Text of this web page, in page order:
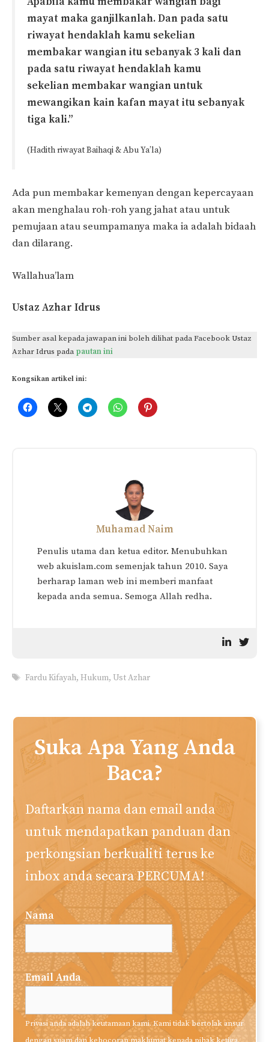
mayat maka ganjilkanlah. Dan pada satu
riwayat hendaklah kamu sekelian
membakar wangian itu sebanyak 3 kali dan
pada satu riwayat hendaklah kamu
sekelian membakar wangian untuk
mewangikan kain kafan mayat itu sebanyak
tiga kali.”
(Hadith riwayat Baihaqi & Abu Ya’la)
Ada pun membakar kemenyan dengan kepercayaan
akan menghalau roh-roh yang jahat atau untuk
pemujaan atau seumpamanya maka ia adalah bidaah
dan dilarang.
Wallahua’lam
Ustaz Azhar Idrus
Sumber asal kepada jawapan ini boleh dilihat pada Facebook Ustaz
Azhar Idrus pada pautan ini
Kongsikan artikel ini:
Muhamad Naim
Penulis utama dan ketua editor. Menubuhkan
web akuislam.com semenjak tahun 2010. Saya
berharap laman web ini memberi manfaat
kepada anda semua. Semoga Allah redha.
Tags
Fardu Kifayah,Hukum,Ust Azhar
Suka Apa Yang Anda
Baca?
Daftarkan nama dan email anda
untuk mendapatkan panduan dan
perkongsian berkualiti terus ke
inbox anda secara PERCUMA!
Nama
Email Anda
Privasi anda adalah keutamaan kami. Kami tidak bertolak ansur